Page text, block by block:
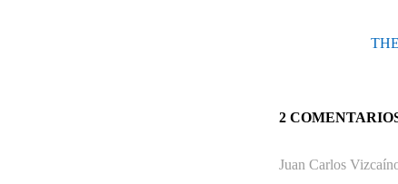
2
Juan Carlos